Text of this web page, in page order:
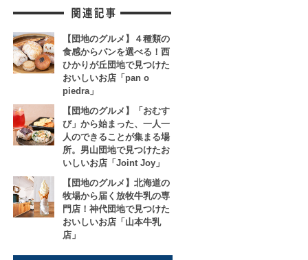
【団地のグルメ】４種類の
食感からパンを選べる！西
ひかりが丘団地で見つけた
おいしいお店「pan o
piedra」
【団地のグルメ】「おむす
び」から始まった、一人一
人のできることが集まる場
所。男山団地で見つけたお
いしいお店「Joint Joy」
【団地のグルメ】北海道の
牧場から届く放牧牛乳の専
門店！神代団地で見つけた
おいしいお店「山本牛乳
店」